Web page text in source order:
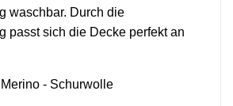
waschbar. Durch die
passt sich die Decke perfekt an
- Schurwolle